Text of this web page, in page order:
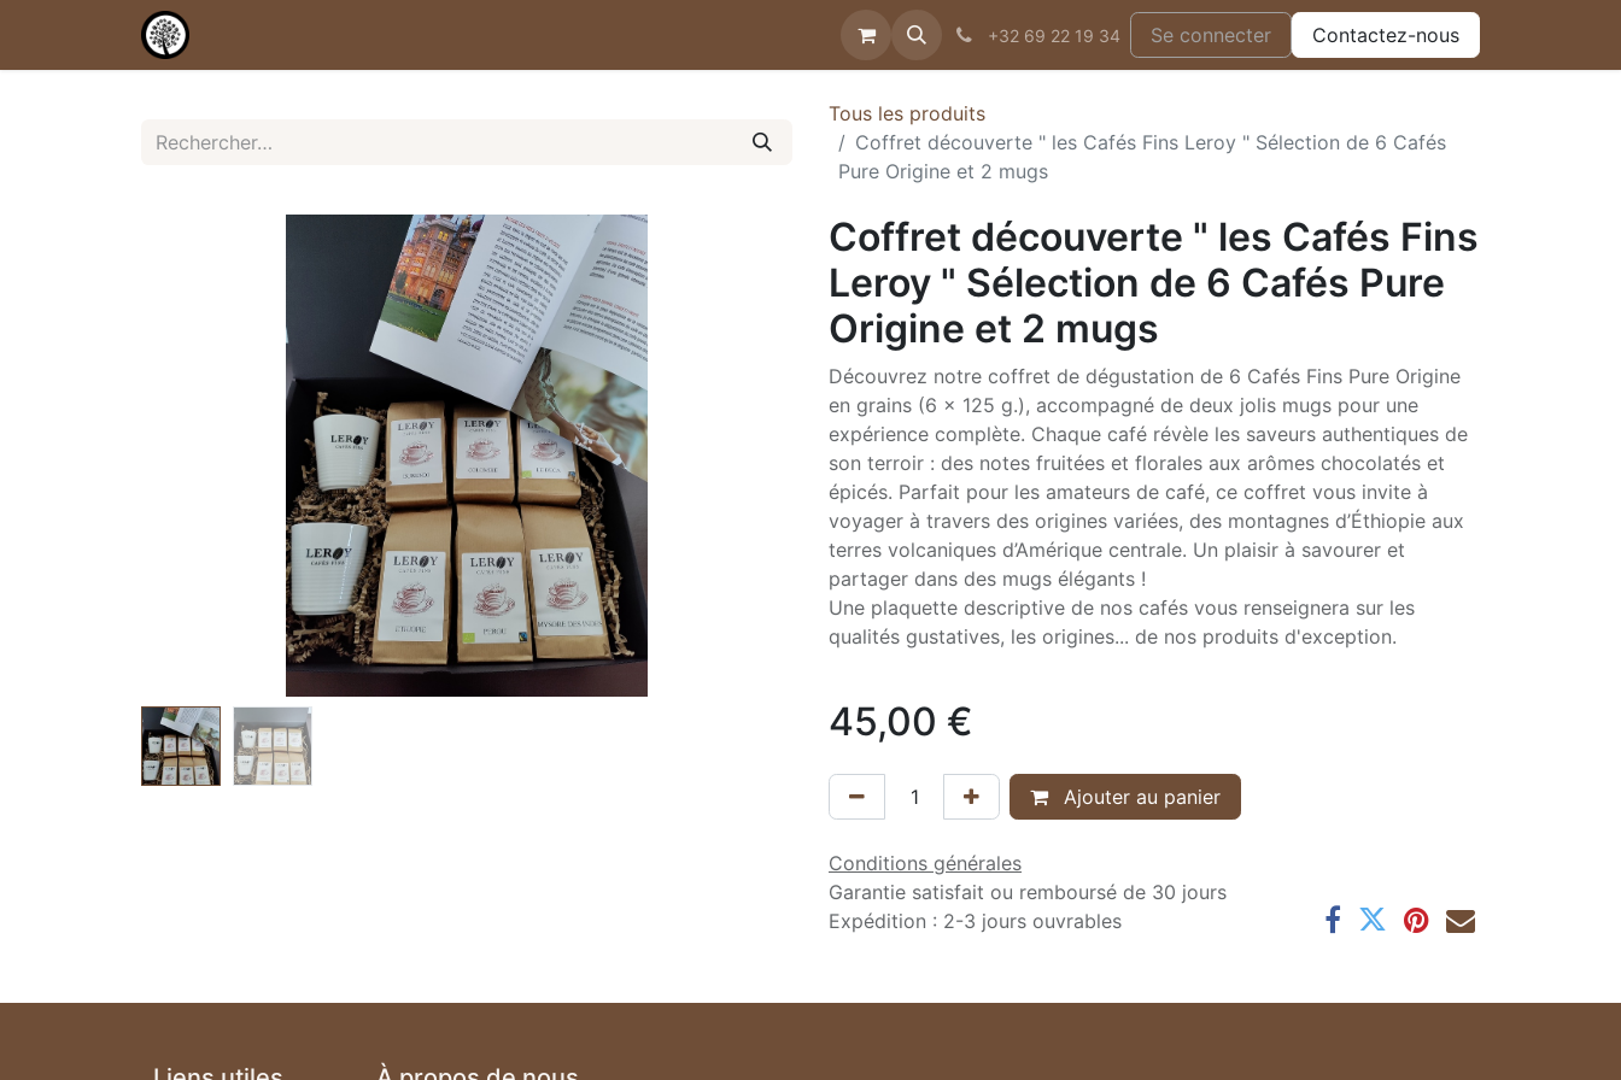
Actualités +32 69 22 19 34 Se connecter Contactez-nous
Tous les produits
Coffret découverte " les Cafés Fins Leroy " Sélection de 6 Cafés
Pure Origine et 2 mugs
Coffret découverte " les Cafés Fins
Leroy " Sélection de 6 Cafés Pure
Origine et 2 mugs
Découvrez notre coffret de dégustation de 6 Cafés Fins Pure Origine
en grains (6 x 125 g.), accompagné de deux jolis mugs pour une
expérience complète. Chaque café révèle les saveurs authentiques de
son terroir : des notes fruitées et florales aux arômes chocolatés et
épicés. Parfait pour les amateurs de café, ce coffret vous invite à
voyager à travers des origines variées, des montagnes d’Éthiopie aux
terres volcaniques d’Amérique centrale. Un plaisir à savourer et
partager dans des mugs élégants !
Une plaquette descriptive de nos cafés vous renseignera sur les
qualités gustatives, les origines... de nos produits d'exception.
45,00 €
Ajouter au panier
Conditions générales
Garantie satisfait ou remboursé de 30 jours
Expédition : 2-3 jours ouvrables